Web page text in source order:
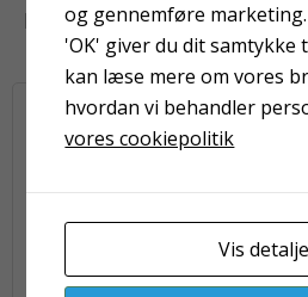
KUNDER HAR OGSÅ
og gennemføre
'OK' giver du dit samtykke
kan læse mere om vores
hvordan vi behandler
vores cookiepolitik
Vis